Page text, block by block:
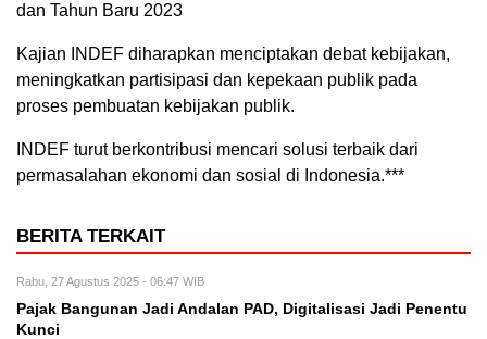
dan Tahun Baru 2023
Kajian INDEF diharapkan menciptakan debat kebijakan,
meningkatkan partisipasi dan kepekaan publik pada
proses pembuatan kebijakan publik.
INDEF turut berkontribusi mencari solusi terbaik dari
permasalahan ekonomi dan sosial di Indonesia.***
BERITA TERKAIT
Rabu, 27 Agustus 2025 - 06:47 WIB
Pajak Bangunan Jadi Andalan PAD, Digitalisasi Jadi Penentu
Kunci